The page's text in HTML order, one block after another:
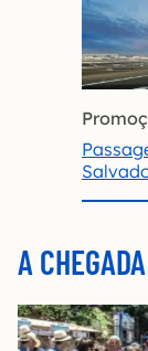
A